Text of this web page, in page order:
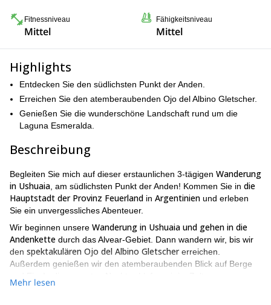
Fitnessniveau
Mittel
Fähigkeitsniveau
Mittel
Highlights
Entdecken Sie den südlichsten Punkt der Anden.
Erreichen Sie den atemberaubenden Ojo del Albino Gletscher.
Genießen Sie die wunderschöne Landschaft rund um die
Laguna Esmeralda.
Beschreibung
Begleiten Sie mich auf dieser erstaunlichen 3-tägigen Wanderung
in Ushuaia , am südlichsten Punkt der Anden! Kommen Sie in die
Hauptstadt der Provinz Feuerland in Argentinien und erleben
Sie ein unvergessliches Abenteuer.
Wir beginnen unsere Wanderung in Ushuaia und gehen in die
Andenkette durch das Alvear-Gebiet. Dann wandern wir, bis wir
den spektakulären Ojo del Albino Gletschererreichen.
Außerdem genießen wir den atemberaubenden Blick auf Berge
Mehr lesen